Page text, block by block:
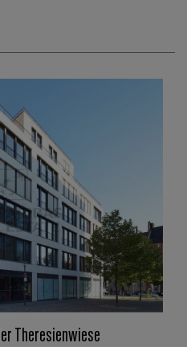
Theresienwiese